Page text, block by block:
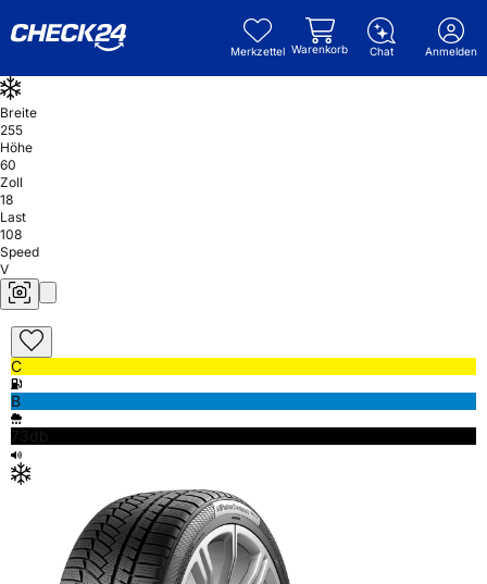
Merkzettel Warenkorb Chat Anmelden
Breite
255
Höhe
60
Zoll
18
Last
108
Speed
V
C
B
73db